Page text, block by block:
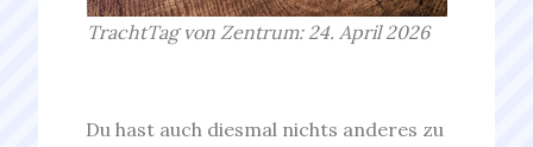
TrachtTag von Zentrum: 24. April 2026
Du hast auch diesmal nichts anderes zu